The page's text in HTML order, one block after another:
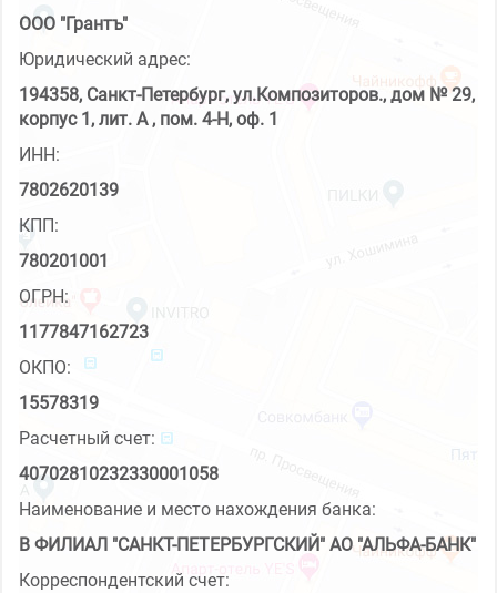
ООО "Грантъ"
Юридический адрес:
194358, Санкт-Петербург, ул.Композиторов., дом № 29,
корпус 1, лит. А , пом. 4-Н, оф. 1
ИНН:
7802620139
КПП:
780201001
ОГРН:
1177847162723
ОКПО:
15578319
Расчетный счет:
40702810232330001058
Наименование и место нахождения банка:
В ФИЛИАЛ "САНКТ-ПЕТЕРБУРГСКИЙ" АО "АЛЬФА-БАНК"
Корреспондентский счет: